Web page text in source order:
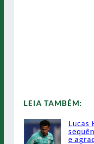
LEIA TAMBÉM:
Lucas
e